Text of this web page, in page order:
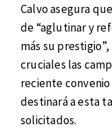
Calvo asegura
de “aglutinar y
más su
cruciales las
reciente
destinará a esta
solicitados.